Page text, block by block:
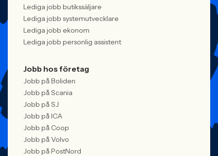
Lediga jobb butikssäljare
Lediga jobb systemutvecklare
Lediga jobb ekonom
Lediga jobb personlig assistent
Jobb hos företag
Jobb på Boliden
Jobb på Scania
Jobb på SJ
Jobb på ICA
Jobb på Coop
Jobb på Volvo
Jobb på PostNord